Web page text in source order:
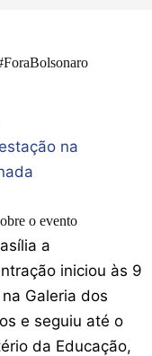
na
o evento
a
iniciou às 9
Galeria dos
e seguiu até o
da Educação,